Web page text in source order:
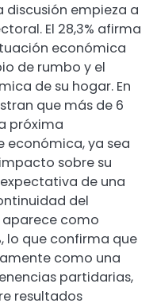
discusión empieza a
El 28,3% afirma
económica
de rumbo y el
de su hogar. En
que más de 6
próxima
económica, ya sea
sobre su
de una
del
como
lo que confirma que
como una
partidarias,
resultados